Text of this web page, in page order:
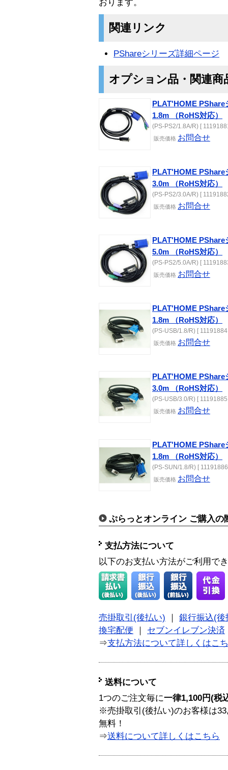
おります。
関連リンク
PShareシリーズ詳細ページ
オプション品・関連商
PLAT'HOME PShare
1.8m （RoHS対応）
(PS-PS2/1.8A/R) [
販売価格 お問合せ
PLAT'HOME PShare
3.0m （RoHS対応）
(PS-PS2/3.0A/R) [
販売価格 お問合せ
PLAT'HOME PShare
5.0m （RoHS対応）
(PS-PS2/5.0A/R) [
販売価格 お問合せ
PLAT'HOME PShare
1.8m （RoHS対応）
(PS-USB/1.8/R) [
販売価格 お問合せ
PLAT'HOME PShare
3.0m （RoHS対応）
(PS-USB/3.0/R) [
販売価格 お問合せ
PLAT'HOME PShare
1.8m （RoHS対応）
(PS-SUN/1.8/R) [
販売価格 お問合せ
ぷらっとオンライン ご購入の
支払方法について
以下のお支払い方法がご利用で
売掛取引(後払い)
銀行振込(後
換宅配便
セブンイレブン決済
⇒支払方法について詳しくはこ
送料について
1つのご注文毎に一律1,100円(税
※売掛取引(後払い)のお客様は
無料！
⇒送料について詳しくはこちら